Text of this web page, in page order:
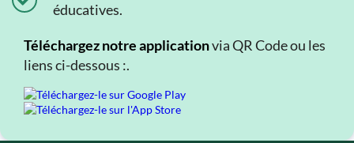
éducatives.
Téléchargez notre applicationvia QR Code ou les
liens ci-dessous :.